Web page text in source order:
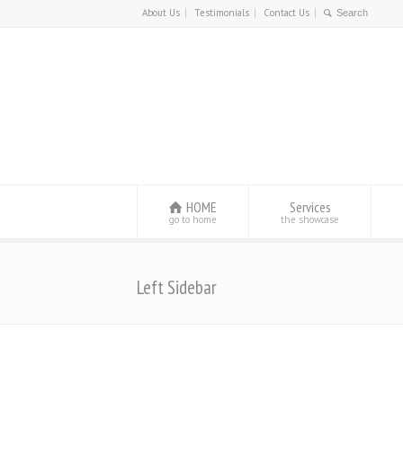
About Us Testimonials Contact Us
HOME
go to home
Services
the showcase
Left Sidebar